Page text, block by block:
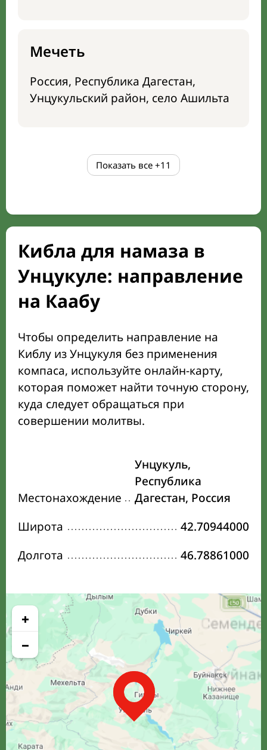
Мечеть
Россия, Республика Дагестан,
Унцукульский район, село Ашильта
Показать все +11
Кибла для намаза в
Унцукуле: направление
на Каабу
Чтобы определить направление на
Киблу из Унцукуля без применения
компаса, используйте онлайн-карту,
которая поможет найти точную сторону,
куда следует обращаться при
совершении молитвы.
Местонахождение
Унцукуль,
Республика
Дагестан, Россия
Широта
42.70944000
Долгота
46.78861000
+
−